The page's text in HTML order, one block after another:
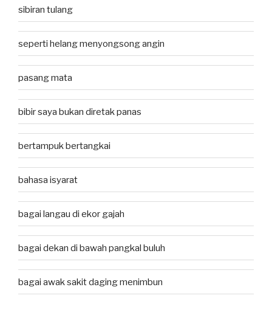
sibiran tulang
seperti helang menyongsong angin
pasang mata
bibir saya bukan diretak panas
bertampuk bertangkai
bahasa isyarat
bagai langau di ekor gajah
bagai dekan di bawah pangkal buluh
bagai awak sakit daging menimbun